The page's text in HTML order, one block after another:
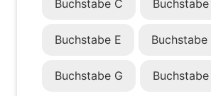
Buchstabe C Buchstabe
Buchstabe E Buchstabe
Buchstabe G Buchstabe